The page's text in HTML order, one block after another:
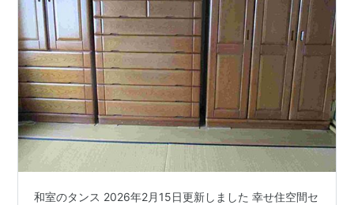
和室のタンス 2026年2月15日更新しました 幸せ住空間セ